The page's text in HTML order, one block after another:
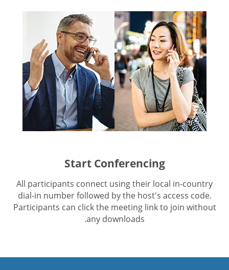
Start Conferencing
All participants connect using their local in-country
dial-in number followed by the host's access code.
Participants can click the meeting link to join without
any downloads.